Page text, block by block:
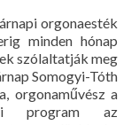
orgonaesték
minden hónap
szólaltatják meg
Somogyi-Tóth
orgonaművész a
program az